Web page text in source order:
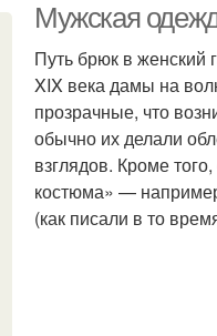
Мужская
Путь брюк в женский
XIX века дамы на
прозрачные, что
обычно их делали
взглядов. Кроме
костюма» —
(как писали в то